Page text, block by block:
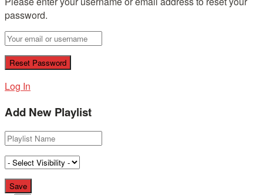
password.
Log In
Add New Playlist